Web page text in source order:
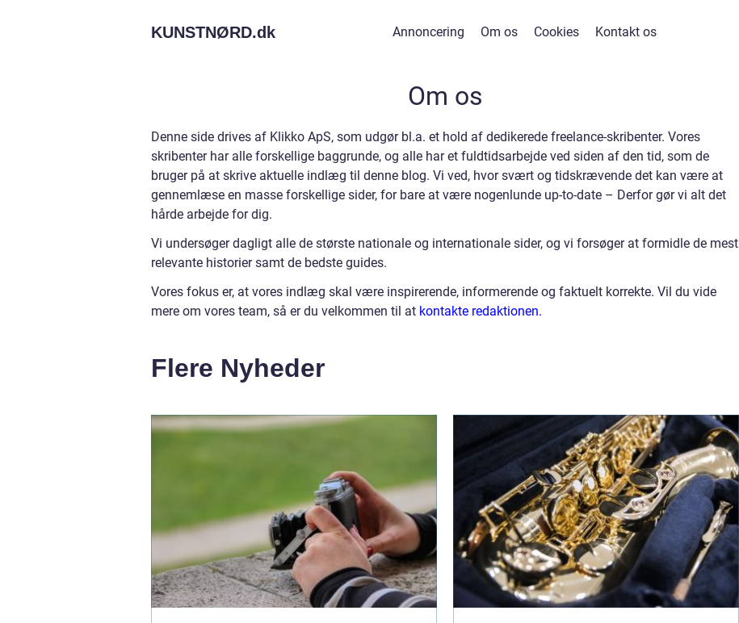
KUNSTNØRD.dk Annoncering Om os Cookies Kontakt os
Om os
Denne side drives af Klikko ApS, som udgør bl.a. et hold af dedikerede freelance-skribenter. Vores
skribenter har alle forskellige baggrunde, og alle har et fuldtidsarbejde ved siden af den tid, som de
bruger på at skrive aktuelle indlæg til denne blog. Vi ved, hvor svært og tidskrævende det kan være at
gennemlæse en masse forskellige sider, for bare at være nogenlunde up-to-date – Derfor gør vi alt det
hårde arbejde for dig.
Vi undersøger dagligt alle de største nationale og internationale sider, og vi forsøger at formidle de mest
relevante historier samt de bedste guides.
Vores fokus er, at vores indlæg skal være inspirerende, informerende og faktuelt korrekte. Vil du vide
mere om vores team, så er du velkommen til at kontakte redaktionen.
Flere Nyheder